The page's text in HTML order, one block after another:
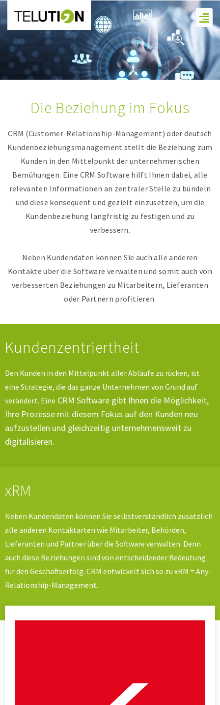
Inhalt
springen
Die Beziehung im Fokus
CRM (Customer-Relationship-Management) oder deutsch
Kundenbeziehungsmanagement stellt die Beziehung zum
Kunden in den Mittelpunkt der unternehmerischen
Bemühungen. Eine CRM Software hilft Ihnen dabei, alle
relevanten Informationen an zentraler Stelle zu bündeln
und diese konsequent und gezielt einzusetzen, um die
Kundenbeziehung langfristig zu festigen und zu
verbessern.
Neben Kundendaten können Sie auch alle anderen
Kontakte über die Software verwalten und somit auch von
verbesserten Beziehungen zu Mitarbeitern, Lieferanten
oder Partnern profitieren.
Kundenzentriertheit
Den Kunden in den Mittelpunkt aller Abläufe zu rücken, ist
eine Strategie, die das ganze Unternehmen von Grund auf
verändert. Eine CRM Software gibt Ihnen die Möglichkeit,
Ihre Prozesse mit diesem Fokus auf den Kunden neu
aufzustellen und gleichzeitig unternehmensweit zu
digitalisieren.
xRM
Neben Kundendaten können Sie selbstverständlich zusätzlich
alle anderen Kontaktarten wie Mitarbeiter, Behörden,
Lieferanten und Partner über die Software verwalten. Denn
auch diese Beziehungen sind von entscheidender Bedeutung
für den Geschäftserfolg. CRM entwickelt sich so zu xRM = Any-
Relationship-Management.